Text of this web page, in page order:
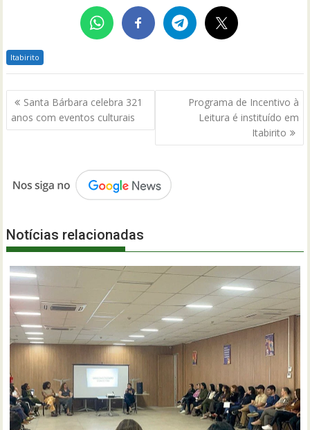
Itabirito
Navegação
de
Post
Santa Bárbara celebra 321
anos com eventos culturais
Programa de Incentivo à
Leitura é instituído em
Itabirito
Notícias relacionadas